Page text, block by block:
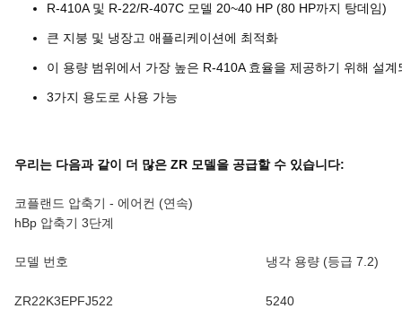
R-410A 및 R-22/R-407C 모델 20~40 HP (80 HP까지 탕데임)
큰 지붕 및 냉장고 애플리케이션에 최적화
이 용량 범위에서 가장 높은 R-410A 효율을 제공하기 위해 설계
3가지 용도로 사용 가능
우리는 다음과 같이 더 많은 ZR 모델을 공급할 수 있습니다:
코플랜드 압축기 - 에어컨 (연속)
hBp 압축기 3단계
모델 번호 냉각 용량 (등급 7.2)
ZR22K3EPFJ522
5240